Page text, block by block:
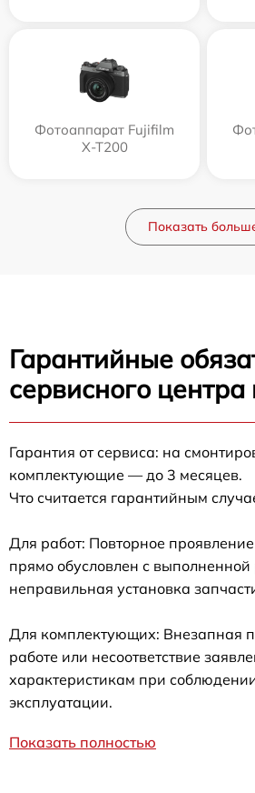
Фотоаппарат Fujifilm
X-T200
Показать
Гарантийные
сервисного центра
Гарантия от сервиса: на
комплектующие — до 3 месяцев.
Что считается гарантийным
Для работ: Повторное
прямо обусловлен с
неправильная установка
Для комплектующих: Внезапная
работе или несоответствие
характеристикам при
эксплуатации.
Показать полностью